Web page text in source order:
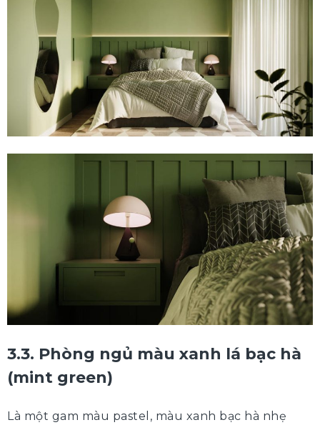
3.3. Phòng ngủ màu xanh lá bạc hà
(mint green)
Là một gam màu pastel, màu xanh bạc hà nhẹ